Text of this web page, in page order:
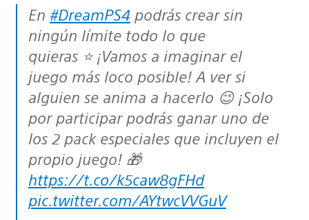
En #DreamPS4 podrás crear sin
ningún límite todo lo que
quieras ⭐ ¡Vamos a imaginar el
juego más loco posible! A ver si
alguien se anima a hacerlo 😉 ¡Solo
por participar podrás ganar uno de
los 2 pack especiales que incluyen el
propio juego! 🎁
https://t.co/k5caw8gFHd
pic.twitter.com/AYtwcVVGuV